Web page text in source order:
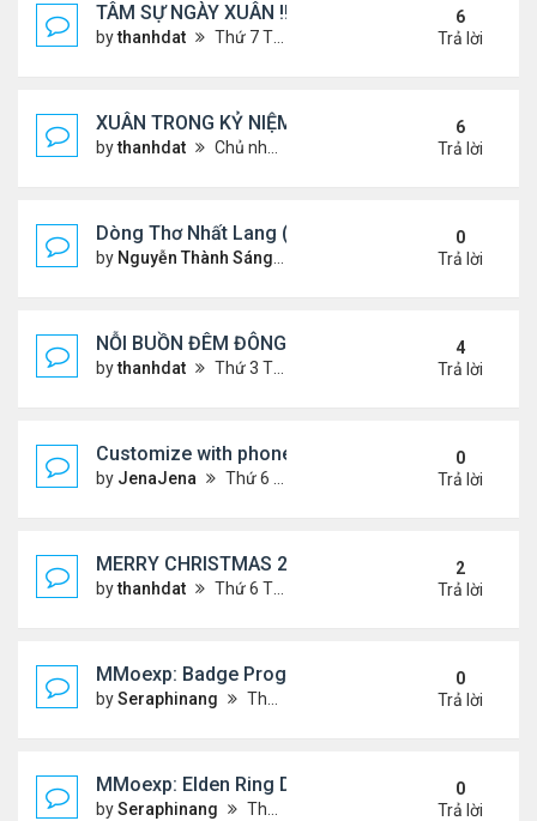
TÂM SỰ NGÀY XUÂN !!!
bythanhdat Thứ 7 Tháng 1 25, 2025 10:28 am
6
Trả lời
XUÂN TRONG KỶ NIỆM !!!
bythanhdat Chủ nhật Tháng 1 19, 2025 9:05 am
6
Trả lời
Dòng Thơ Nhất Lang (Nguyễn Thành Sáng) - 1
by Nguyễn Thành Sáng Thứ 6 Tháng 1 24, 2025 9:09
0
Trả lời
NỖI BUỒN ĐÊM ĐÔNG !!!
bythanhdat Thứ 3 Tháng 12 24, 2024 9:44 am
4
Trả lời
Customize with phone ringtones
by JenaJena Thứ 6 Tháng 1 03, 2025 1:20 am
0
Trả lời
MERRY CHRISTMAS 2024 & HAPPY NEW YEAR
bythanhdat Thứ 6 Tháng 12 20, 2024 2:25 pm
2
Trả lời
MMoexp: Badge Progression in NBA 2K25 is
bySeraphinang Thứ 3 Tháng 11 26, 2024 7:47 pm
0
Trả lời
MMoexp: Elden Ring DLC: Investigating the Giant
bySeraphinang Thứ 3 Tháng 11 26, 2024 7:47 pm
0
Trả lời